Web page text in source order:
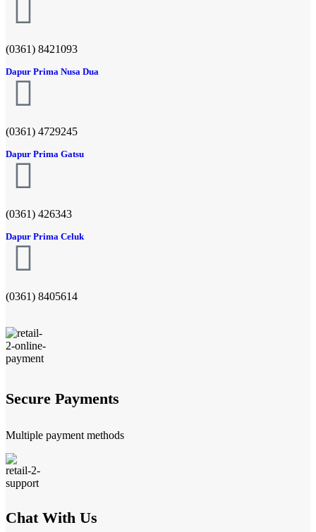
(0361) 8421093
Dapur Prima Nusa Dua
(0361) 4729245
Dapur Prima Gatsu
(0361) 426343
Dapur Prima Celuk
(0361) 8405614
Secure Payments
Multiple payment methods
Chat With Us